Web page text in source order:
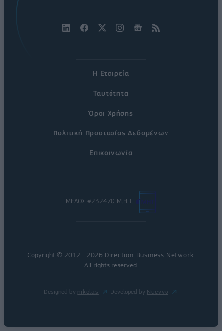
Η Εταιρεία
Ταυτότητα
Όροι Χρήσης
Πολιτική Προστασίας Δεδομένων
Επικοινωνία
ΜΕΛΟΣ #232470 Μ.Η.Τ.
Copyright © 2012 - 2026 Direction Business Network
All rights reserved.
Designed by nikolas Developed by Nuevvo